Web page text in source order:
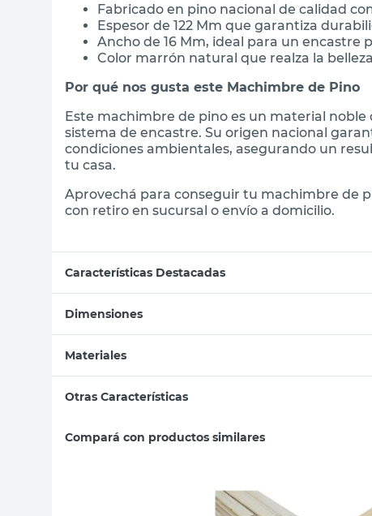
Fabricado en pino nacional de calidad
Espesor de 122 Mm que garantiza
Ancho de 16 Mm, ideal para un encastre
Color marrón natural que realza la
Por qué nos gusta este Machimbre de Pino
Este machimbre de pino es un material
sistema de encastre. Su origen nacional
condiciones ambientales, asegurando un
tu casa.
Aprovechá para conseguir tu machimbre de
con retiro en sucursal o envío a domicilio.
Características Destacadas
Dimensiones
Materiales
Otras Características
Compará con productos similares